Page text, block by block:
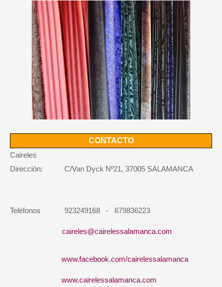
CONTACTO
Caireles
Dirección: C/Van Dyck Nº21, 37005 SALAMANCA
Teléfonos 923249168 - 679836223
caireles@cairelessalamanca.com
www.facebook.com/cairelessalamanca
www.cairelessalamanca.com